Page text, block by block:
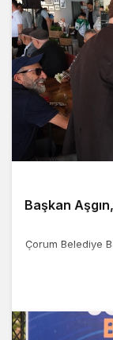
Başkan
Çorum Belediye